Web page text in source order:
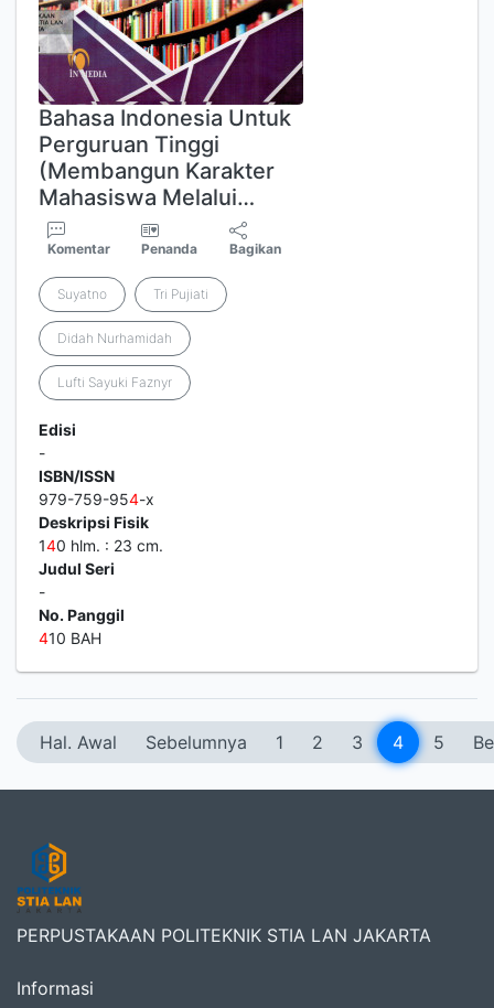
Bahasa Indonesia Untuk
Perguruan Tinggi
(Membangun Karakter
Mahasiswa Melalui…
Komentar Penanda Bagikan
Suyatno Tri Pujiati
Didah Nurhamidah
Lufti Sayuki Faznyr
Edisi
-
ISBN/ISSN
979-759-954-x
Deskripsi Fisik
140 hlm. : 23 cm.
Judul Seri
-
No. Panggil
410 BAH
Hal. Awal Sebelumnya 1 2 3 4 5
PERPUSTAKAAN POLITEKNIK STIA LAN JAKARTA
Informasi